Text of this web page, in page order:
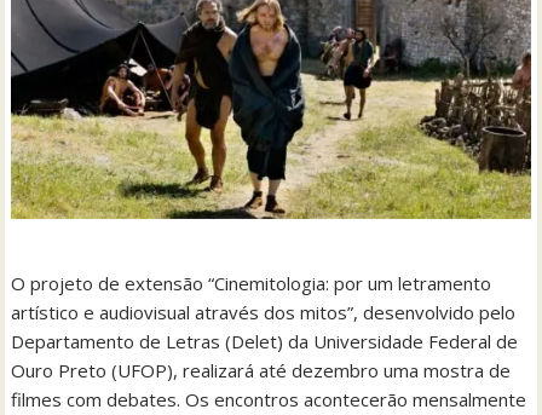
O projeto de extensão “Cinemitologia: por um letramento
artístico e audiovisual através dos mitos”, desenvolvido pelo
Departamento de Letras (Delet) da Universidade Federal de
Ouro Preto (UFOP), realizará até dezembro uma mostra de
filmes com debates. Os encontros acontecerão mensalmente